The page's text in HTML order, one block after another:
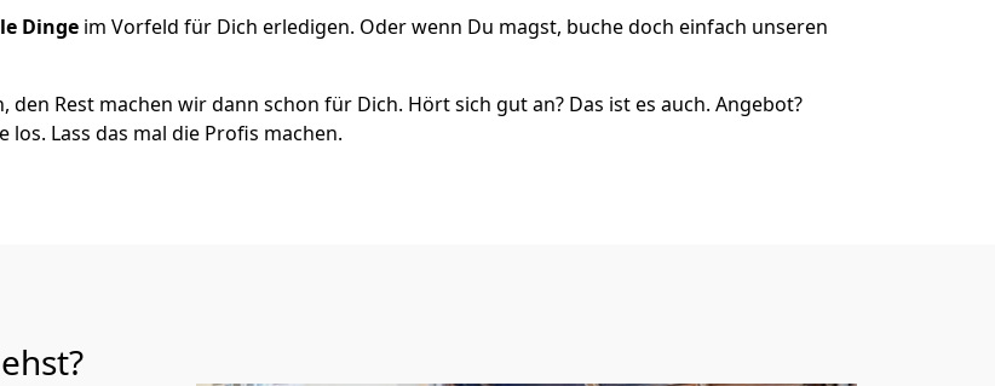
Dinge im Vorfeld für Dich erledigen. Oder wenn Du magst, buche doch einfach unseren
Rest machen wir dann schon für Dich. Hört sich gut an? Das ist es auch. Angebot?
los. Lass das mal die Profis machen.